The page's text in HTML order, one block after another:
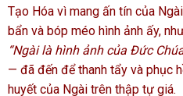
Tạo Hóa vì mang ấn tín của
bẩn và bóp méo hình ảnh ấy,
“Ngài là hình ảnh của Đức
— đã đến để thanh tẩy và phục
huyết của Ngài trên thập tự giá.